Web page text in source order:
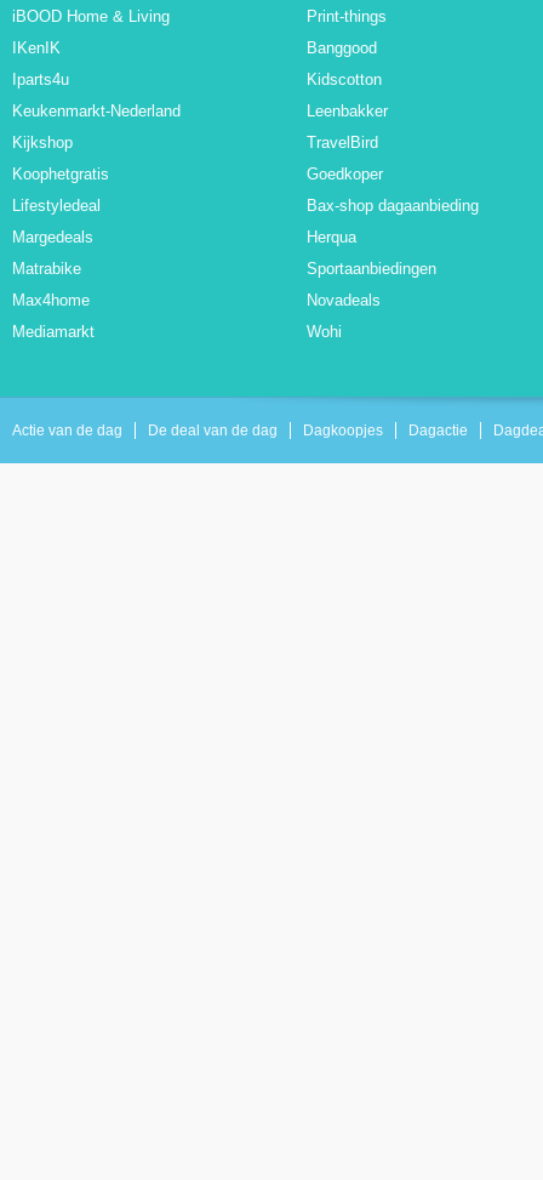
iBOOD Home & Living
IKenIK
Iparts4u
Keukenmarkt-Nederland
Kijkshop
Koophetgratis
Lifestyledeal
Margedeals
Matrabike
Max4home
Mediamarkt
Print-things
Banggood
Kidscotton
Leenbakker
TravelBird
Goedkoper
Bax-shop dagaanbieding
Herqua
Sportaanbiedingen
Novadeals
Wohi
Actie van de dag De deal van de dag Dagkoopjes Dagactie